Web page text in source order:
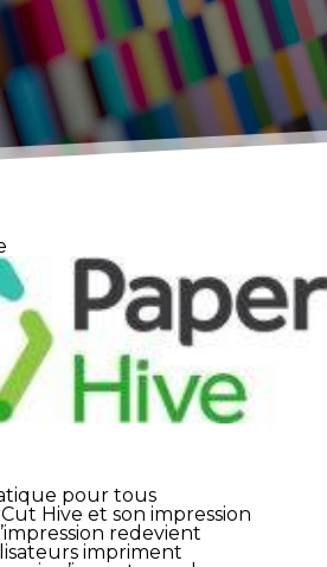
pour tous
Hive et son impression
redevient
impriment